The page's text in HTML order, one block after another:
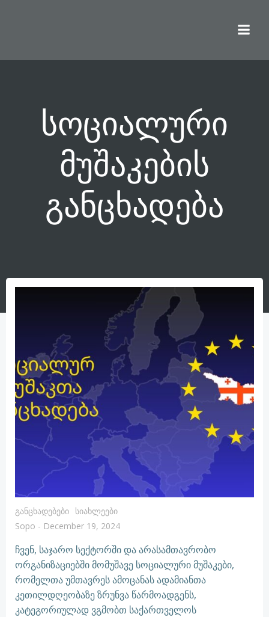
სოციალური
მუშაკების
განცხადება
Განცხადებები Სიახლეები
Sopo - December 19, 2024
ჩვენ, საჯარო სექტორში და არასამთავრობო
ორგანიზაციებში მომუშავე სოციალური მუშაკები,
რომელთა უმთავრეს ამოცანას ადამიანთა
კეთილდღეობაზე ზრუნვა წარმოადგენს,
კატეგორიულად ვგმობთ საქართველოს